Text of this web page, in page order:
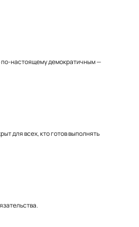
по-настоящему демократичным —
для всех, кто готов выполнять